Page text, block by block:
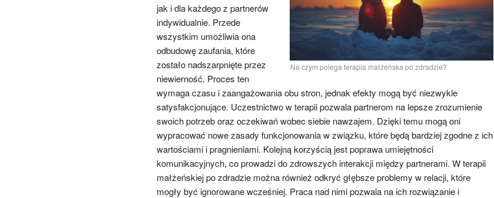
Na czym polega terapia małżeńska po zdradzie?
jak i dla każdego z partnerów
indywidualnie. Przede
wszystkim umożliwia ona
odbudowę zaufania, które
zostało nadszarpnięte przez
niewierność. Proces ten
wymaga czasu i zaangażowania obu stron, jednak efekty mogą być niezwykle
satysfakcjonujące. Uczestnictwo w terapii pozwala partnerom na lepsze zrozumienie
swoich potrzeb oraz oczekiwań wobec siebie nawzajem. Dzięki temu mogą oni
wypracować nowe zasady funkcjonowania w związku, które będą bardziej zgodne z ich
wartościami i pragnieniami. Kolejną korzyścią jest poprawa umiejętności
komunikacyjnych, co prowadzi do zdrowszych interakcji między partnerami. W terapii
małżeńskiej po zdradzie można również odkryć głębsze problemy w relacji, które
mogły być ignorowane wcześniej. Praca nad nimi pozwala na ich rozwiązanie i